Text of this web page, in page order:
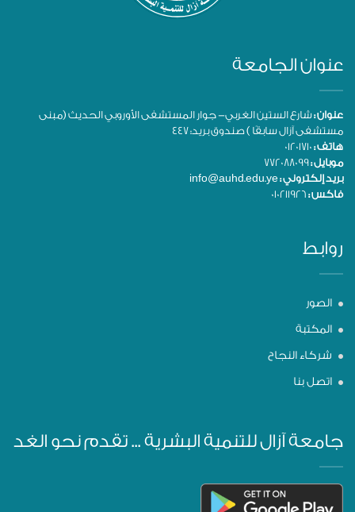
عنوان الجامعة
عنوان :شارع الستين الغربي- جوار المستشفى الأوروبي الحديث (مبنى
مستشفى آزال سابقًا ) صندوق بريد: 447
هاتف :
موبايل :
بريد إلكتروني :
فاكس :
روابط
الصور
المكتبة
شركاء النجاح
اتصل بنا
جامعة آزال للتنمية البشرية ... تقدم نحو الغد